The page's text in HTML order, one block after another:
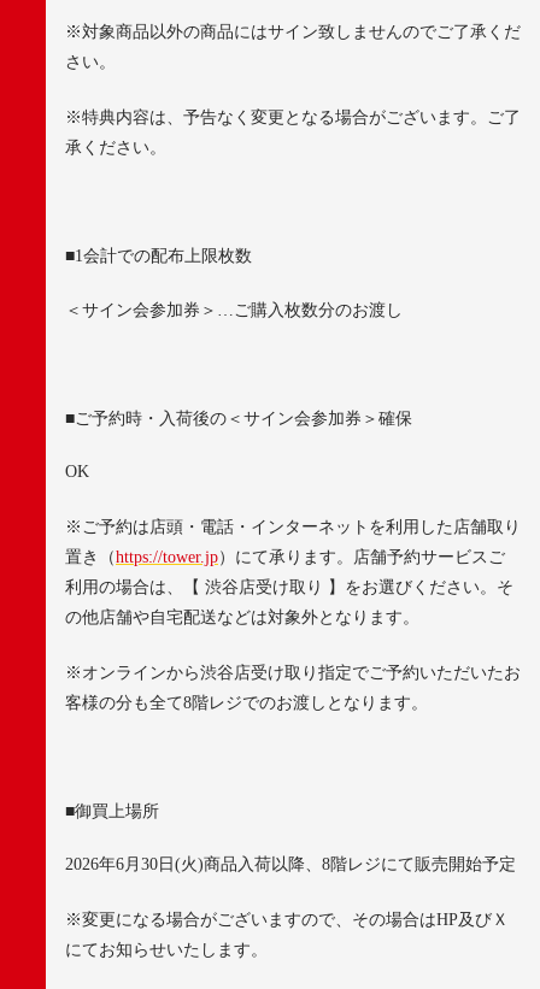
※対象商品以外の商品にはサイン致しませんのでご了承くだ
さい。
※特典内容は、予告なく変更となる場合がございます。ご了
承ください。
■1会計での配布上限枚数
＜サイン会参加券＞…ご購入枚数分のお渡し
■ご予約時・入荷後の＜サイン会参加券＞確保
OK
※ ご予約は店頭・電話・インターネットを利用した店舗取り
置き（https://tower.jp）にて承ります。店舗予約サービスご
利用の場合は、【 渋谷店受け取り 】をお選びください。そ
の他店舗や自宅配送などは対象外となります。
※ オンラインから渋谷店受け取り指定でご予約いただいたお
客様の分も全て8階レジでのお渡しとなります。
■御買上場所
2026年6月 30 日 (火)商品入荷以降、 8階レジにて販売開始予定
※変更になる場合がございますので、その場合はHP及びＸ
にてお知らせいたします。